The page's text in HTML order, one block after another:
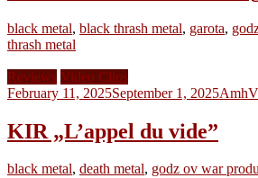
black metal, black thrash metal, garota,
thrash metal
Reviews Video Clips
February 11, 2025September 1, 2025
KIR „L’appel du vide”
black metal, death metal, godz ov war